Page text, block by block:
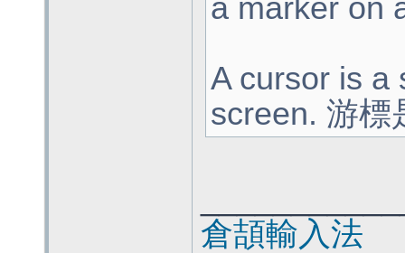
a marker on
A cursor is a
screen. 游標
倉頡輸入法